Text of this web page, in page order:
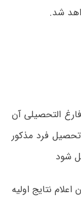
شد.
التحصیلی آن
فرد مذکور
شود
نتایج اولیه